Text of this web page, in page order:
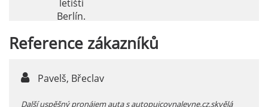
Pronájem auta na letišti Berlín.
dopravním uzlem pro cestovatele mířící do
Pokud plánujete pohybovat se po Berlíně a
Reference zákazníků
Pavelš, Břeclav
Další uspěšný pronájem auta s autopujcovnalevne.cz,skvělá